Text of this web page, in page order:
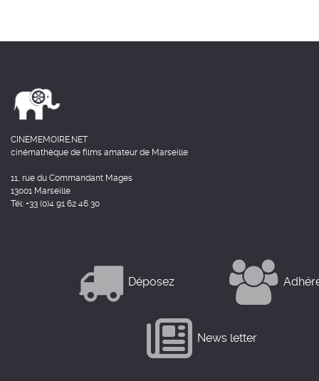
CINEMEMOIRE.NET
cinémathèque de films amateur de Marseille
11, rue du Commandant Mages
13001 Marseille
Tél: +33 (0)4 91 62 46 30
Déposez
News letter